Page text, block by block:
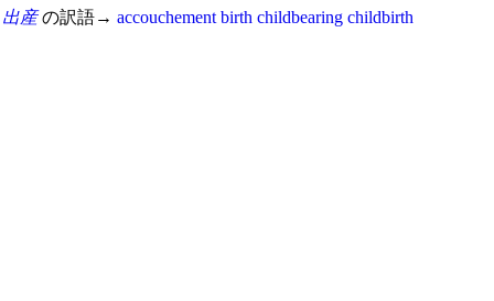
出産の訳語→ accouchement birth childbearing childbirth